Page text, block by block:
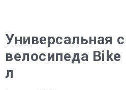
Универсальная
велосипеда
л